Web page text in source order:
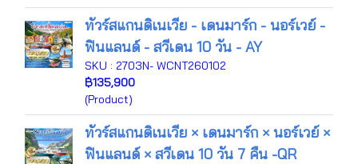
ทัวร์สแกนดิเนเวีย - เดนมาร์ก - นอร์เวย์ -
ฟินแลนด์ - สวีเดน 10 วัน - AY
SKU : 2703N- WCNT260102
฿135,900
(Product)
ทัวร์สแกนดิเนเวีย × เดนมาร์ก × นอร์เวย์ ×
ฟินแลนด์ × สวีเดน 10 วัน 7 คืน -QR